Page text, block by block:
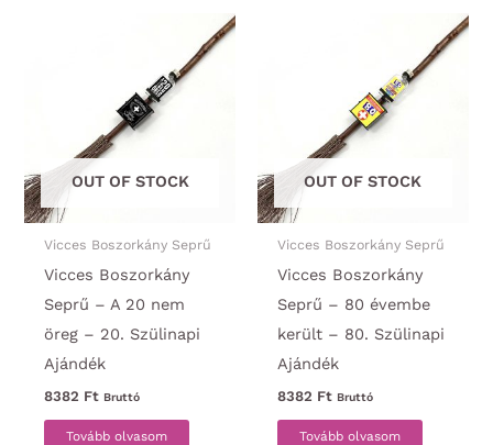
OUT OF STOCK
Vicces Boszorkány Seprű
Vicces Boszorkány
Seprű – A 20 nem
öreg – 20. Szülinapi
Ajándék
8382 Ft Bruttó
Tovább olvasom
OUT OF STOCK
Vicces Boszorkány Seprű
Vicces Boszorkány
Seprű – 80 évembe
került – 80. Szülinapi
Ajándék
8382 Ft Bruttó
Tovább olvasom